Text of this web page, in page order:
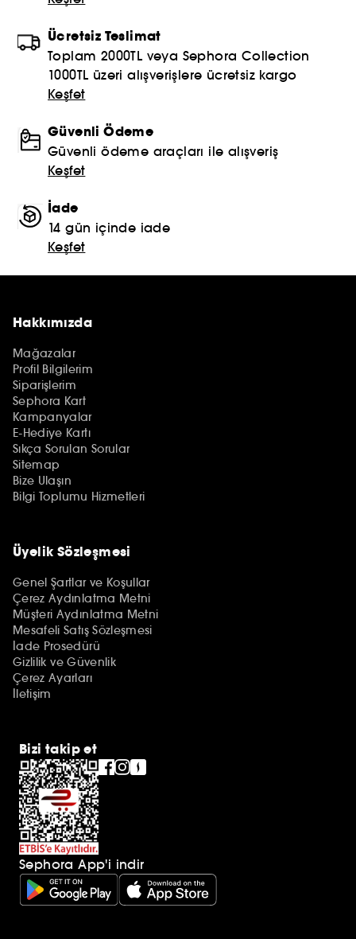
Ücretsiz Teslimat
Toplam 2000TL veya Sephora Collection
1000TL üzeri alışverişlere ücretsiz kargo
Keşfet
Güvenli Ödeme
Güvenli ödeme araçları ile alışveriş
Keşfet
İade
14 gün içinde iade
Keşfet
Hakkımızda
Mağazalar
Profil Bilgilerim
Siparişlerim
Sephora Kart
Kampanyalar
E-Hediye Kartı
Sıkça Sorulan Sorular
Sitemap
Bize Ulaşın
Bilgi Toplumu Hizmetleri
Üyelik Sözleşmesi
Genel Şartlar ve Koşullar
Çerez Aydınlatma Metni
Müşteri Aydınlatma Metni
Mesafeli Satış Sözleşmesi
İade Prosedürü
Gizlilik ve Güvenlik
Çerez Ayarları
İletişim
Bizi takip et
Sephora App'i indir